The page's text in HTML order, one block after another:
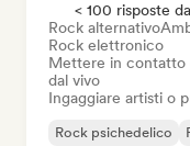
< 100 risposte
Rock alternativo
Rock elettronico
Mettere in contatto
dal vivo
Ingaggiare artisti o
Rock psichedelico